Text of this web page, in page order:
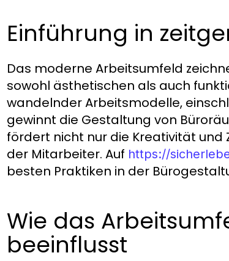
Einführung in
Das moderne Arbeitsumfeld
sowohl ästhetischen als auch
wandelnder Arbeitsmodelle,
gewinnt die Gestaltung von
fördert nicht nur die Kreativität
der Mitarbeiter. Auf https://
besten Praktiken in der
Wie das
beeinflusst